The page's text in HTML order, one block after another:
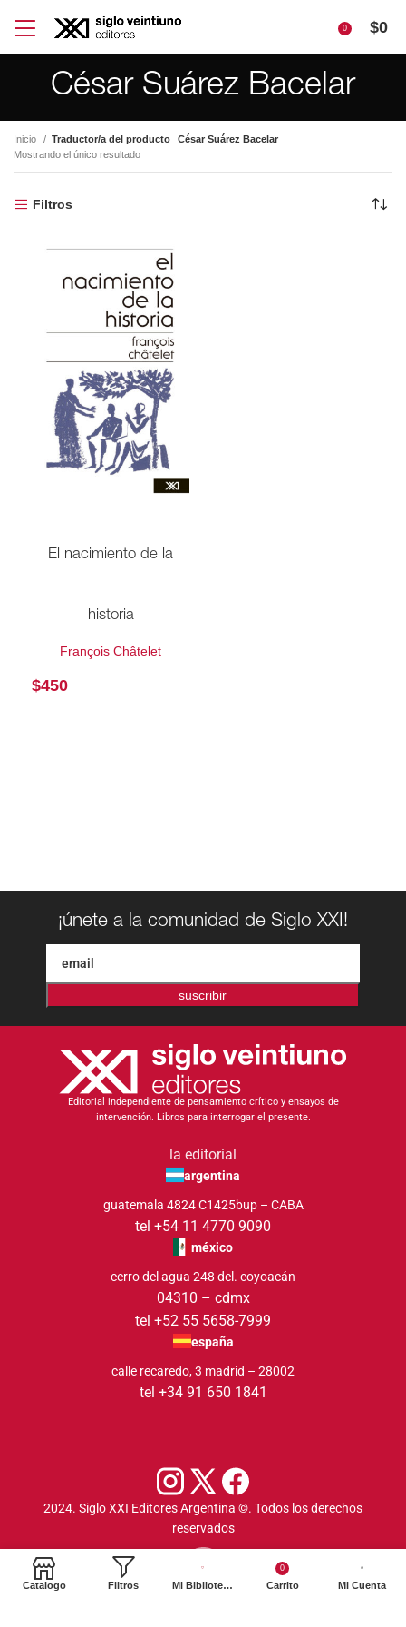
0 $0
César Suárez Bacelar
Inicio Traductor/a del producto
César Suárez Bacelar
Mostrando el único resultado
Filtros
El nacimiento de la
historia
François Châtelet
$450
¡únete a la comunidad de Siglo XXI!
suscribir
Editorial independiente de pensamiento crítico y ensayos de
intervención. Libros para interrogar el presente.
la editorial
argentina
guatemala 4824 C1425bup – CABA
tel +54 11 4770 9090
méxico
cerro del agua 248 del. coyoacán
04310 – cdmx
tel +52 55 5658-7999
españa
calle recaredo, 3 madrid – 28002
tel +34 91 650 1841
2024. Siglo XXI Editores Argentina ©️. Todos los derechos
reservados
Catalogo Filtros Mi Biblioteca
0
Carrito Mi Cuenta